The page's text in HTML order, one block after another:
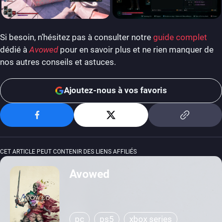
Si besoin, n’hésitez pas à consulter notre guide complet
dédié à Avowedpour en savoir plus et ne rien manquer de
nos autres conseils et astuces.
Ajoutez-nous à vos favoris
CET ARTICLE PEUT CONTENIR DES LIENS AFFILIÉS
Avowed
pc ps5 xbox series